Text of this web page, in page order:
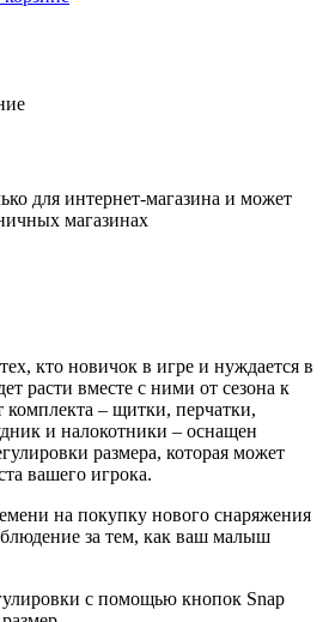
для интернет-магазина и может
магазинах
кто новичок в игре и нуждается в
расти вместе с ними от сезона к
– щитки, перчатки,
и налокотники – оснащен
размера, которая может
вашего игрока.
на покупку нового снаряжения
за тем, как ваш малыш
с помощью кнопок Snap